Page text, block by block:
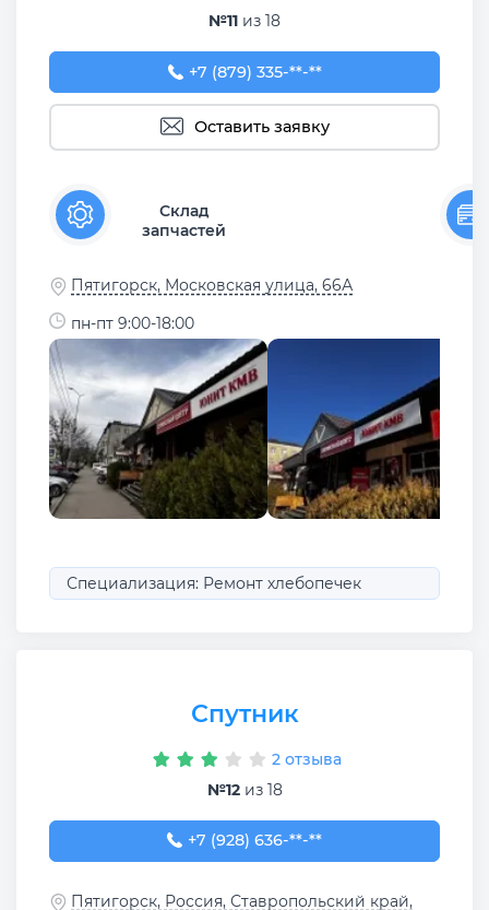
№11 из 18
+7 (879) 335-22-45
+7 (879) 335-**-**
Оставить заявку
Склад
запчастей
Пятигорск, Московская улица, 66А
пн-пт 9:00-18:00
Специализация: Ремонт хлебопечек
Спутник
2 отзыва
№12из 18
+7 (928) 636-85-86
+7 (928) 636-**-**
Пятигорск, Россия, Ставропольский край,